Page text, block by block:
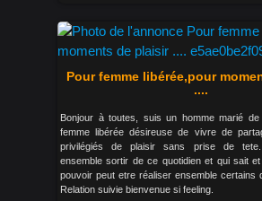
Pour femme libérée,pour
....
Bonjour à toutes, suis un homme marié
femme libérée désireuse de vivre de
privilégiés de plaisir sans prise de
ensemble sortir de ce quotidien et qui sait
pouvoir peut etre réaliser ensemble certains
Relation suivie bienvenue si feeling.